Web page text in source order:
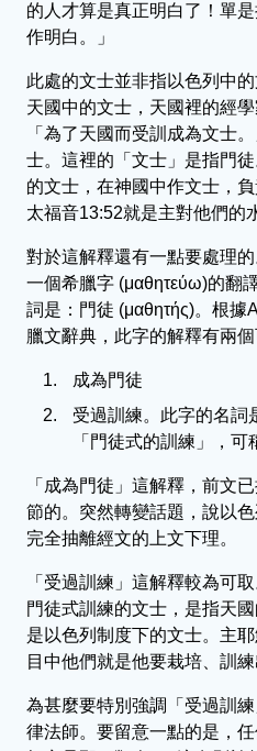
的人才算是真正明白了！單
作明白。」
此處的文士並非指以色列中
天國中的文士，天國裡的經
「為了天國而受訓成為文士
士。這裡的「文士」是指門
的文士，在神國中作文士，
太福音13:52就是主對他們的
對於這解釋還有一點要處理
一個希臘字 (μαθητεύω)的翻
詞是：門徒 (μαθητής)。根
臘文辭典，此字的解釋有兩個
成為門徒
受過訓練。此字的名詞
「門徒式的訓練」，可
「成為門徒」這解釋，前文
節的。突然轉變話題，說以
完全抽離經文的上文下理。
「受過訓練」這解釋較為可
門徒式訓練的文士，是指天
是以色列制度下的文士。主
目中他們就是他要栽培、訓
為甚麼要特別強調「受過訓
律法師。要留意一點的是，